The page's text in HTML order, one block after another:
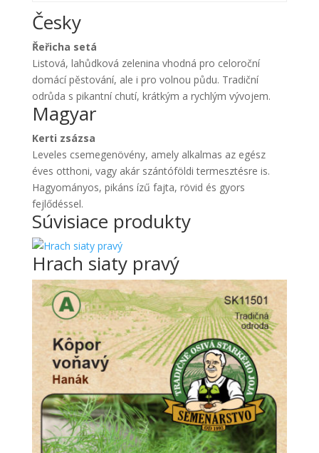
Česky
Řeřicha setá
Listová, lahůdková zelenina vhodná pro celoroční
domácí pěstování, ale i pro volnou půdu. Tradiční
odrůda s pikantní chutí, krátkým a rychlým vývojem.
Magyar
Kerti zsázsa
Leveles csemegenövény, amely alkalmas az egész
éves otthoni, vagy akár szántóföldi termesztésre is.
Hagyományos, pikáns ízű fajta, rövid és gyors
fejlődéssel.
Súvisiace produkty
Hrach siaty pravý